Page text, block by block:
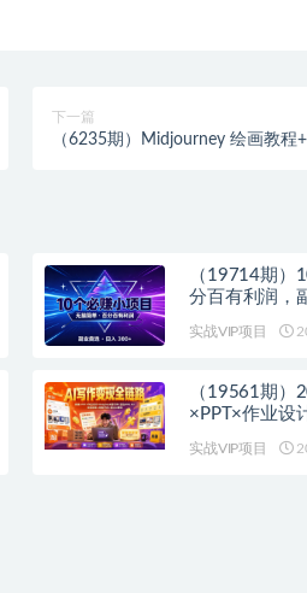
下一篇
（6235期）Midjourney 绘画教程
（19714期）
分百有利润，
实战VIP项目
（19561期）
×PPT×作业设
实战VIP项目